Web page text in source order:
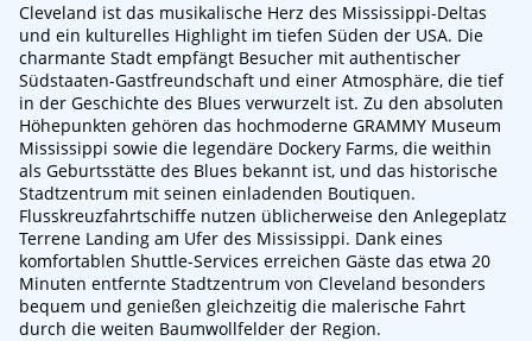
Cleveland ist das musikalische Herz des Mississippi-Deltas
und ein kulturelles Highlight im tiefen Süden der USA. Die
charmante Stadt empfängt Besucher mit authentischer
Südstaaten-Gastfreundschaft und einer Atmosphäre, die tief
in der Geschichte des Blues verwurzelt ist. Zu den absoluten
Höhepunkten gehören das hochmoderne GRAMMY Museum
Mississippi sowie die legendäre Dockery Farms, die weithin
als Geburtsstätte des Blues bekannt ist, und das historische
Stadtzentrum mit seinen einladenden Boutiquen.
Flusskreuzfahrtschiffe nutzen üblicherweise den Anlegeplatz
Terrene Landing am Ufer des Mississippi. Dank eines
komfortablen Shuttle-Services erreichen Gäste das etwa 20
Minuten entfernte Stadtzentrum von Cleveland besonders
bequem und genießen gleichzeitig die malerische Fahrt
durch die weiten Baumwollfelder der Region.